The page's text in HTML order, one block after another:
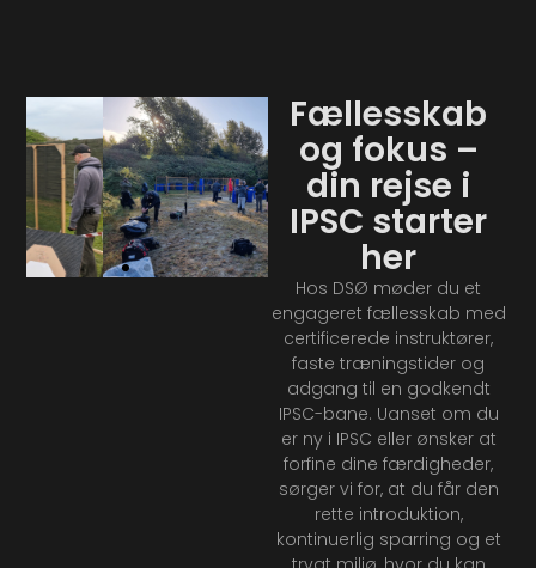
Fællesskab
og fokus –
din rejse i
IPSC starter
her
Hos DSØ møder du et
engageret fællesskab med
certificerede instruktører,
faste træningstider og
adgang til en godkendt
IPSC-bane. Uanset om du
er ny i IPSC eller ønsker at
forfine dine færdigheder,
sørger vi for, at du får den
rette introduktion,
kontinuerlig sparring og et